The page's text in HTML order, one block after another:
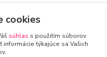
cookies
súhlas s použitím súborov
týkajúce sa Vašich